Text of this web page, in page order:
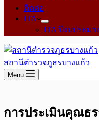
ติดต่อ
ITA
ITA ปีงบประมา
สถานีตำรวจภูธรบางแก้ว
Menu
การประเมินคุณธ